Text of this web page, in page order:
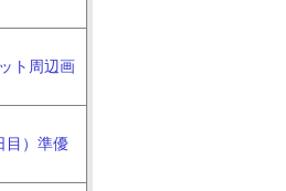
ト周辺画
目）準優